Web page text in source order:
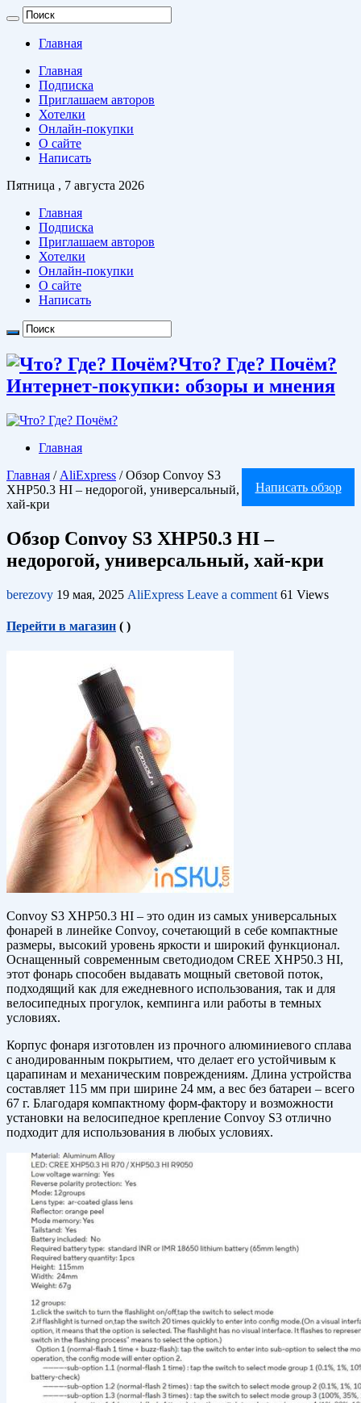
Главная
Главная
Подписка
Приглашаем авторов
Хотелки
Онлайн-покупки
О сайте
Написать
Пятница , 7 августа 2026
Главная
Подписка
Приглашаем авторов
Хотелки
Онлайн-покупки
О сайте
Написать
Что? Где? Почём?
Интернет-покупки: обзоры и мнения
Главная
Написать обзор
Главная / AliExpress / Обзор Convoy S3
XHP50.3 HI – недорогой, универсальный,
хай-кри
Обзор Convoy S3 XHP50.3 HI –
недорогой, универсальный, хай-кри
berezovy 19 мая, 2025 AliExpress Leave a comment 61 Views
Перейти в магазин ( )
Convoy S3 XHP50.3 HI – это один из самых универсальных
фонарей в линейке Convoy, сочетающий в себе компактные
размеры, высокий уровень яркости и широкий функционал.
Оснащенный современным светодиодом CREE XHP50.3 HI,
этот фонарь способен выдавать мощный световой поток,
подходящий как для ежедневного использования, так и для
велосипедных прогулок, кемпинга или работы в темных
условиях.
Корпус фонаря изготовлен из прочного алюминиевого сплава
с анодированным покрытием, что делает его устойчивым к
царапинам и механическим повреждениям. Длина устройства
составляет 115 мм при ширине 24 мм, а вес без батареи – всего
67 г. Благодаря компактному форм-фактору и возможности
установки на велосипедное крепление Convoy S3 отлично
подходит для использования в любых условиях.